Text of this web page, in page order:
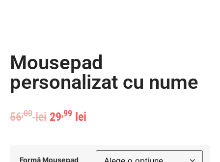
Mousepad
personalizat cu nume
56,00 lei 29,99 lei
Formă Mousepad